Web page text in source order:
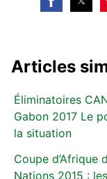
Articles
Éliminatoires
Gabon 2017 Le
la situation
Coupe d’Afrique
Nations 2015 : les